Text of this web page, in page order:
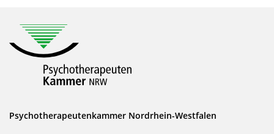
Psychotherapeutenkammer Nordrhein-Westfalen